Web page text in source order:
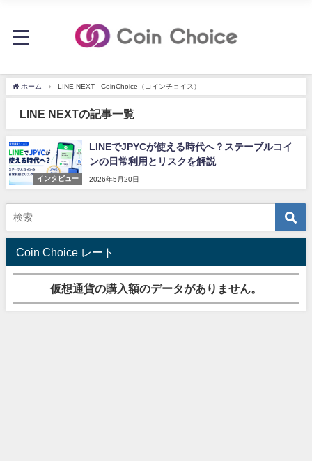
ホーム LINE NEXT - CoinChoice（コインチョイス）
LINE NEXTの記事一覧
インタビュー
LINEでJPYCが使える時代へ？ステーブルコイ
ンの日常利用とリスクを解説
2026年5月20日
Coin Choice レート
仮想通貨の購入額のデータがありません。